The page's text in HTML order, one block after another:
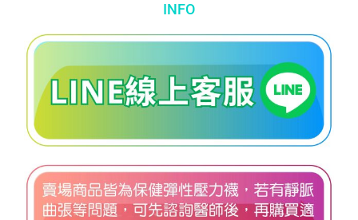
INFO